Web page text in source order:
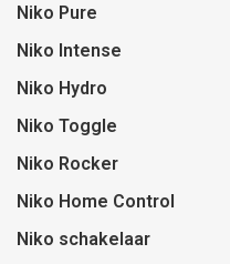
Niko Pure
Niko Intense
Niko Hydro
Niko Toggle
Niko Rocker
Niko Home Control
Niko schakelaar